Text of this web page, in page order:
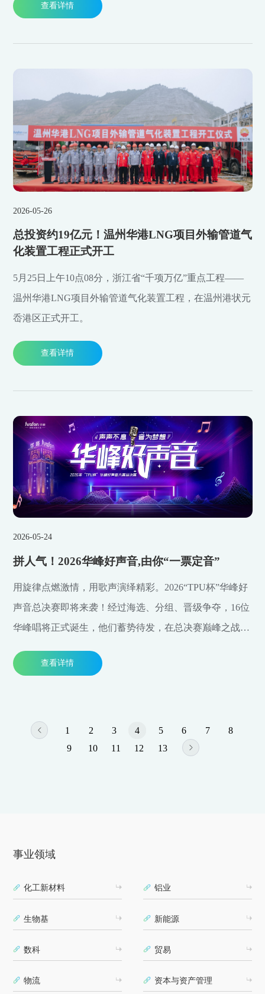
化、低碳化、国际化转型，彰显行业领先的可持续发展实
查看详情
2026-05-26
总投资约19亿元！温州华港LNG项目外输管道气
化装置工程正式开工
5月25日上午10点08分，浙江省“千项万亿”重点工程——
温州华港LNG项目外输管道气化装置工程，在温州港状元
岙港区正式开工。
查看详情
2026-05-24
拼人气！2026华峰好声音,由你“一票定音”
用旋律点燃激情，用歌声演绎精彩。2026“TPU杯”华峰好
声音总决赛即将来袭！经过海选、分组、晋级争夺，16位
华峰唱将正式诞生，他们蓄势待发，在总决赛巅峰之战到
声最能触动你？快来pick你心目中的最佳唱将，最佳人气
查看详情
1 2 3 4 5 6 7
8
9
10 11 12 13
事业领域
化工新材料 铝业
生物基 新能源
数科 贸易
物流 资本与资产管理